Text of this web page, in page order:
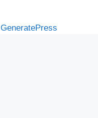
GeneratePress